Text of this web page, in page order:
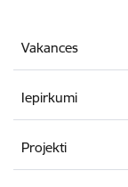
Vakances
Iepirkumi
Projekti